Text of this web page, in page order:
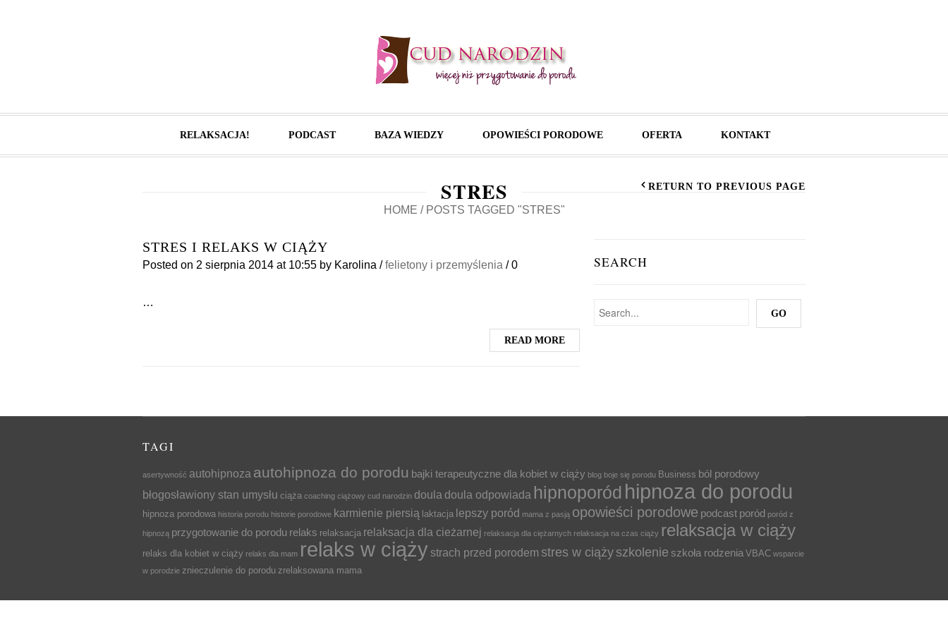
RELAKSACJA! PODCAST BAZA WIEDZY OPOWIEŚCI PORODOWE OFERTA KONTAKT
STRES
HOME / POSTS TAGGED "STRES"
RETURN TO PREVIOUS PAGE
STRES I RELAKS W CIĄŻY
Posted on 2 sierpnia 2014 at 10:55 by Karolina /felietony i przemyślenia /0
…
READ MORE
SEARCH
TAGI
asertywność autohipnoza autohipnoza do porodu bajki terapeutyczne dla kobiet w ciąży blog boje się porodu Business ból porodowy
błogosławiony stan umysłu ciąża coaching ciążowy cud narodzin doula doula odpowiada hipnoporód hipnoza do porodu
hipnoza porodowa historia porodu historie porodowe karmienie piersią laktacja lepszy poród mama z pasją opowieści porodowe podcast poród poród z
hipnozą przygotowanie do porodu relaks relaksacja relaksacja dla cieżarnej relaksacja dla ciężarnych relaksacja na czas ciąży relaksacja w ciąży
relaks dla kobiet w ciąży relaks dla mam relaks w ciąży strach przed porodem stres w ciąży szkolenie szkoła rodzenia VBAC wsparcie
w porodzie znieczulenie do porodu zrelaksowana mama